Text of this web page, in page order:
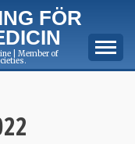
FÖR
| Member of